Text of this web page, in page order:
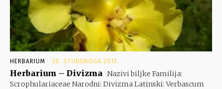
HERBARIUM 30. STUDENOGA 2013.
Herbarium – Divizma Nazivi biljke Familija:
Scrophulariaceae Narodni: Divizma Latinski: Verbascum